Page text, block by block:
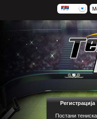
Регистрација
Постани